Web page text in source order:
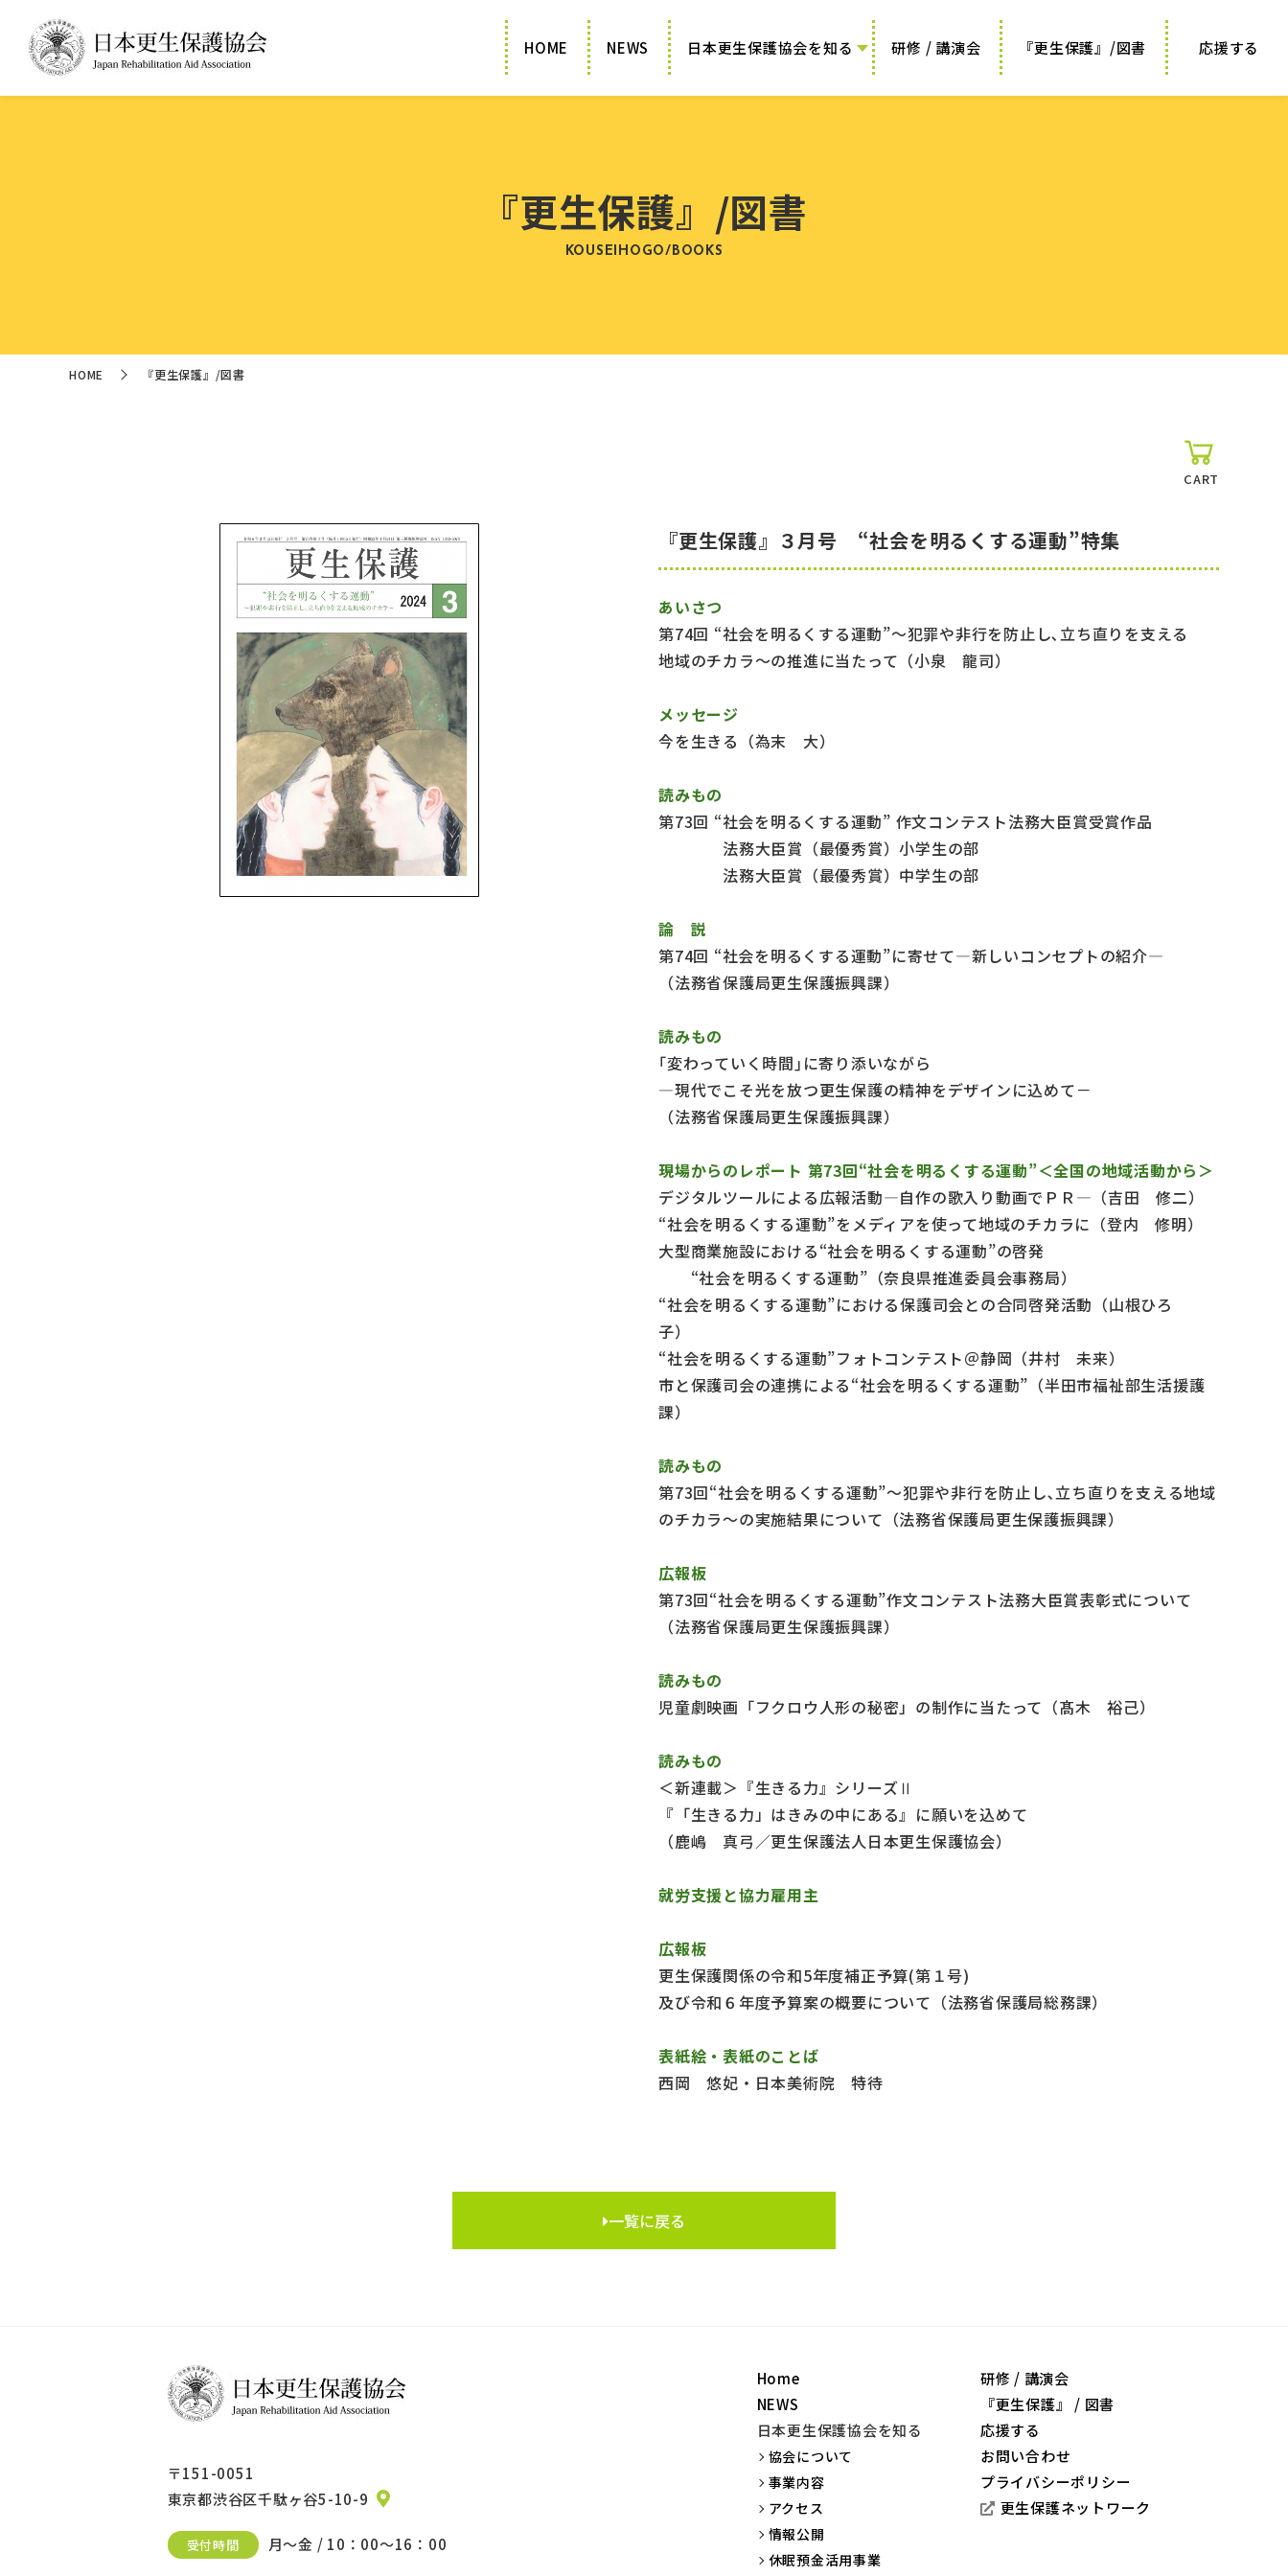
HOME NEWS 日本更生保護協会を知る 研修 / 講演会 『更生保護』/図書 応援する
『更生保護』/図書
KOUSEIHOGO/BOOKS
HOME 『更生保護』/図書
CART
『更生保護』３月号 “社会を明るくする運動”特集
あいさつ
第74回 “社会を明るくする運動”～犯罪や非行を防止し､立ち直りを支える
地域のチカラ～の推進に当たって（小泉 龍司）
メッセージ
今を生きる（為末 大）
読みもの
第73回 “社会を明るくする運動” 作文コンテスト法務大臣賞受賞作品
法務大臣賞（最優秀賞）小学生の部
法務大臣賞（最優秀賞）中学生の部
論 説
第74回 “社会を明るくする運動”に寄せて―新しいコンセプトの紹介―
（法務省保護局更生保護振興課）
読みもの
｢変わっていく時間｣に寄り添いながら
―現代でこそ光を放つ更生保護の精神をデザインに込めて－
（法務省保護局更生保護振興課）
現場からのレポート 第73回“社会を明るくする運動”＜全国の地域活動から＞
デジタルツールによる広報活動―自作の歌入り動画でＰＲ―（吉田 修二）
“社会を明るくする運動”をメディアを使って地域のチカラに（登内 修明）
大型商業施設における“社会を明るくする運動”の啓発
“社会を明るくする運動”（奈良県推進委員会事務局）
“社会を明るくする運動”における保護司会との合同啓発活動（山根ひろ
子）
“社会を明るくする運動”フォトコンテスト＠静岡（井村 未来）
市と保護司会の連携による“社会を明るくする運動”（半田市福祉部生活援護
課）
読みもの
第73回“社会を明るくする運動”～犯罪や非行を防止し､立ち直りを支える地域
のチカラ～の実施結果について（法務省保護局更生保護振興課）
広報板
第73回“社会を明るくする運動”作文コンテスト法務大臣賞表彰式について
（法務省保護局更生保護振興課）
読みもの
児童劇映画「フクロウ人形の秘密」の制作に当たって（髙木 裕己）
読みもの
＜新連載＞『生きる力』シリーズⅡ
『「生きる力」はきみの中にある』に願いを込めて
（鹿嶋 真弓／更生保護法人日本更生保護協会）
就労支援と協力雇用主
広報板
更生保護関係の令和5年度補正予算(第１号)
及び令和６年度予算案の概要について（法務省保護局総務課）
表紙絵・表紙のことば
西岡 悠妃・日本美術院 特待
一覧に戻る
〒151-0051
東京都渋谷区千駄ヶ谷5-10-9
受付時間 月～金 / 10：00～16：00
Home
NEWS
日本更生保護協会を知る
協会について
事業内容
アクセス
情報公開
休眠預金活用事業
研修 / 講演会
『更生保護』 / 図書
応援する
お問い合わせ
プライバシーポリシー
更生保護ネットワーク